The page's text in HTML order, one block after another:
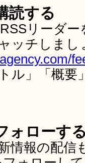
読する
リーダ
ッチしま
ル」「概要
ォローす
情報の配